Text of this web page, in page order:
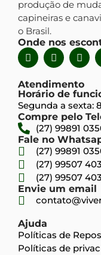
produção de
capineiras e
o Brasil.
Onde nos
Atendimento
Horário de
Segunda a sexta:
Compre pelo
(27) 99891
Fale no
(27) 99891
(27) 99507
(27) 99507
Envie um email
Ajuda
Políticas de
Políticas de